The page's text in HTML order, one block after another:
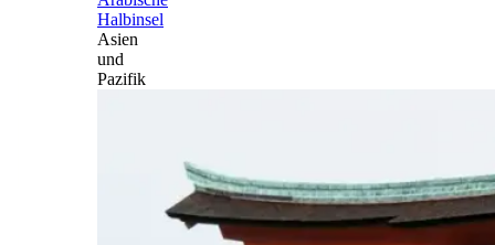
Halbinsel
Asien
und
Pazifik